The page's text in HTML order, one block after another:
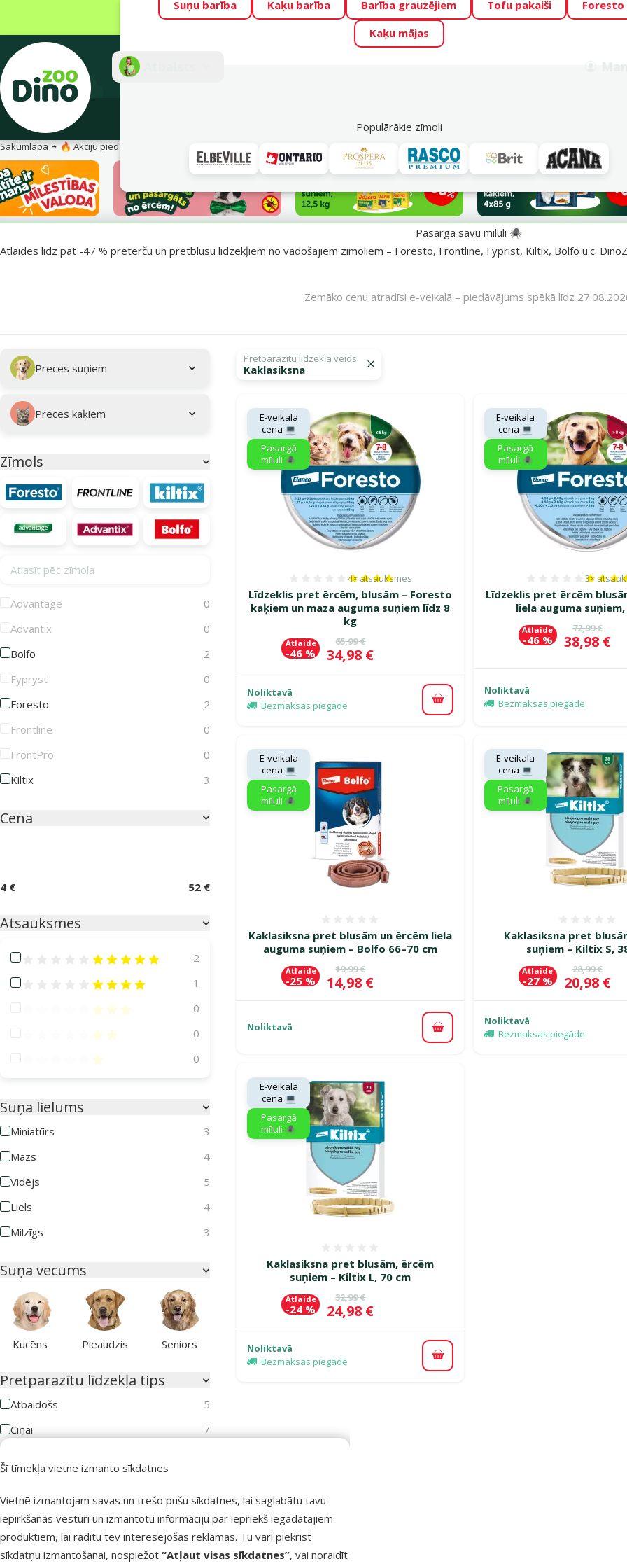
Visu mēnesi Dino Zoo piedāvā lieliskas cenas mīluļu TOP barībām! 🍖 →
Fotokonkurss “GADA ŪSAIŅI”! Varbūt tieši Tavs mīlulis būs 2027. gada
Šī tīmekļa vietne izmanto sīkdatnes
Vietnē izmantojam savas un trešo pušu sīkdatnes, lai saglabātu tavu
iepirkšanās vēsturi un izmantotu informāciju par iepriekš iegādātajiem
produktiem, lai rādītu tev interesējošas reklāmas. Tu vari piekrist
sīkdatņu izmantošanai, nospiežot “Atļaut visas sīkdatnes”, vai noraidīt
Suņu barība Kaķu barība Barība grauzējiem Tofu pakaiši
Foresto
Kaķu mājas
Populārākie zīmoli
Akciju piedāvājumi
Sākumlapa 🔥 Akciju piedāvājumi
Pasargā savu mīluli 🕷️
Atlaides līdz pat -47 % pretērču un pretblusu līdzekļiem no vadošajiem zīmoliem – Foresto, Frontline, Fyprist, Kiltix, Bolfo u.c.
Zemāko cenu atradīsi e-veikalā – piedāvājums spēkā līdz
Apakškategorija
Preces suņiem
Preces kaķiem
Parametriskais filtrs
Zīmols
Atlasīt pēc zīmola
Advantage
0
Advantix
0
Bolfo
2
Fypryst
0
Foresto
2
Frontline
0
FrontPro
0
Kiltix
3
Cena
4 € 52 €
Atsauksmes
Atsauksmes 100%
2
Atsauksmes 80%
1
Atsauksmes 60%
0
Atsauksmes 40%
0
Atsauksmes 20%
0
Suņa lielums
Miniatūrs
3
Mazs
4
Vidējs
5
Liels
4
Milzīgs
3
Suņa vecums
Kucēns Pieaudzis Seniors
Pretparazītu līdzekļa tips
Atbaidošs
5
Cīņai
7
Kaķa vecums
Kaķēns Pieaudzis Seniors
Atlasītie filtri
Pretparazītu līdzekļa veids
Kaklasiksna
Līdzeklis pret ērcēm, blusām – Foresto
kaķiem un maza auguma suņiem līdz 8
kg
Atsauksmes 80%, reitingu skaits: 4
4× atsauksmes
Oriģinālā cena
65,99 €
Cena
34,98 €
Atlaide
-46 %
E-veikala
cena 💻
Pasargā
mīluli 🕷️
Noliktavā
Bezmaksas piegāde
Pievienot grozam
Līdzeklis pret ērcēm
liela auguma
3×
Oriģinālā
72,99 €
Cena
38,98 €
Atlaide
-46 %
E-veikala
cena 💻
Pasargā
mīluli 🕷️
Noliktavā
Bezmaksas piegāde
Kaklasiksna pret blusām un ērcēm liela
auguma suņiem – Bolfo 66–70 cm
Oriģinālā cena
19,99 €
Cena
14,98 €
Atlaide
-25 %
E-veikala
cena 💻
Pasargā
mīluli 🕷️
Noliktavā Pievienot grozam
Kaklasiksna pret
suņiem – Kiltix S,
Oriģinālā
28,99 €
Cena
20,98 €
Atlaide
-27 %
E-veikala
cena 💻
Pasargā
mīluli 🕷️
Noliktavā
Bezmaksas piegāde
Kaklasiksna pret blusām, ērcēm
suņiem – Kiltix L, 70 cm
Oriģinālā cena
32,99 €
Cena
24,98 €
Atlaide
-24 %
E-veikala
cena 💻
Pasargā
mīluli 🕷️
Noliktavā
Bezmaksas piegāde
Pievienot grozam